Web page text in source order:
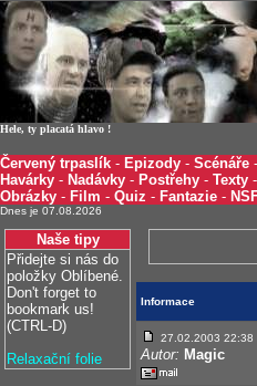
Hele, ty placatá hlavo !
Červený trpaslík - Epizody - Scénáře -
Havárky - Nadávky - Postřehy - Texty -
Obrázky - Film - Quiz - Fantazie -
Dnes je 07.08.2026
Naše tipy
Přidejte si nás do
položky Oblíbené.
Don't forget to
bookmark us!
(CTRL-D)
Relaxační folie
Informace
27.02.2003 22:38
Autor: Magic